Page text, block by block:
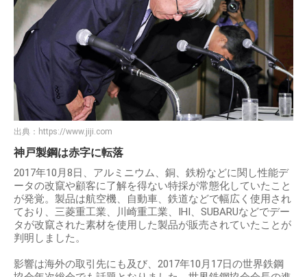
出典： https://www.jiji.com
神戸製鋼は赤字に転落
2017年10月8日、アルミニウム、銅、鉄粉などに関し性能デ
ータの改竄や顧客に了解を得ない特採が常態化していたこと
が発覚。製品は航空機、自動車、鉄道などで幅広く使用され
ており、三菱重工業、川崎重工業、IHI、SUBARUなどでデー
タが改竄された素材を使用した製品が販売されていたことが
判明しました。
影響は海外の取引先にも及び、2017年10月17日の世界鉄鋼